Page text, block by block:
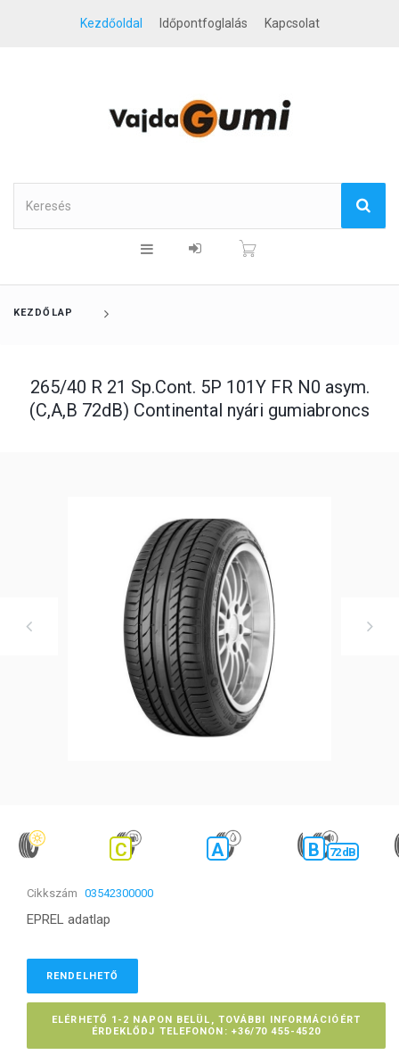
Kezdőoldal Időpontfoglalás Kapcsolat
KEZDŐLAP
265/40 R 21 Sp.Cont. 5P 101Y FR N0 asym.
(C,A,B 72dB) Continental nyári gumiabroncs
C A B 72 dB
Cikkszám 03542300000
EPREL adatlap
RENDELHETŐ
ELÉRHETŐ 1-2 NAPON BELÜL, TOVÁBBI INFORMÁCIÓÉRT
ÉRDEKLŐDJ TELEFONON: +36/70 455-4520